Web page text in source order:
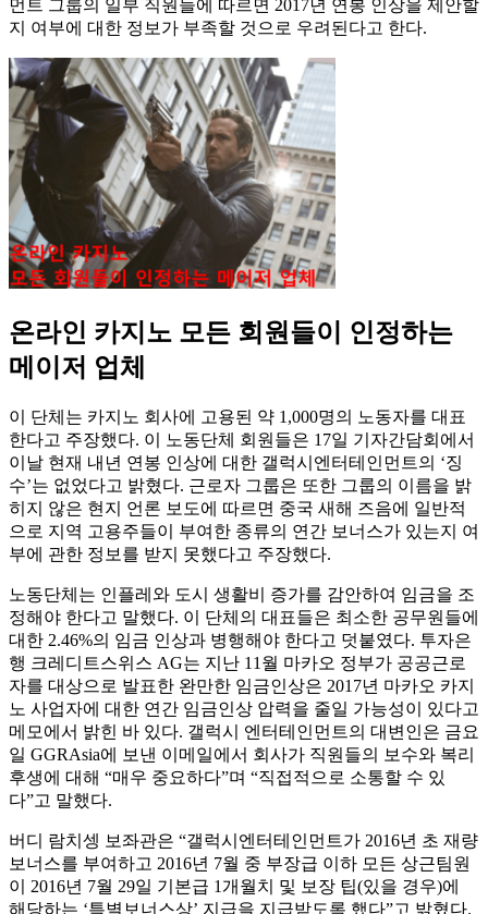
먼트 그룹의 일부 직원들에 따르면 2017년 연봉 인상을 제안할
지 여부에 대한 정보가 부족할 것으로 우려된다고 한다.
온라인 카지노 모든 회원들이 인정하는
메이저 업체
이 단체는 카지노 회사에 고용된 약 1,000명의 노동자를 대표
한다고 주장했다. 이 노동단체 회원들은 17일 기자간담회에서
이날 현재 내년 연봉 인상에 대한 갤럭시엔터테인먼트의 ‘징
수’는 없었다고 밝혔다. 근로자 그룹은 또한 그룹의 이름을 밝
히지 않은 현지 언론 보도에 따르면 중국 새해 즈음에 일반적
으로 지역 고용주들이 부여한 종류의 연간 보너스가 있는지 여
부에 관한 정보를 받지 못했다고 주장했다.
노동단체는 인플레와 도시 생활비 증가를 감안하여 임금을 조
정해야 한다고 말했다. 이 단체의 대표들은 최소한 공무원들에
대한 2.46%의 임금 인상과 병행해야 한다고 덧붙였다. 투자은
행 크레디트스위스 AG는 지난 11월 마카오 정부가 공공근로
자를 대상으로 발표한 완만한 임금인상은 2017년 마카오 카지
노 사업자에 대한 연간 임금인상 압력을 줄일 가능성이 있다고
메모에서 밝힌 바 있다. 갤럭시 엔터테인먼트의 대변인은 금요
일 GGRAsia에 보낸 이메일에서 회사가 직원들의 보수와 복리
후생에 대해 “매우 중요하다”며 “직접적으로 소통할 수 있
다”고 말했다.
버디 람치셍 보좌관은 “갤럭시엔터테인먼트가 2016년 초 재량
보너스를 부여하고 2016년 7월 중 부장급 이하 모든 상근팀원
이 2016년 7월 29일 기본급 1개월치 및 보장 팁(있을 경우)에
해당하는 ‘특별보너스상’ 지급을 지급받도록 했다”고 밝혔다.